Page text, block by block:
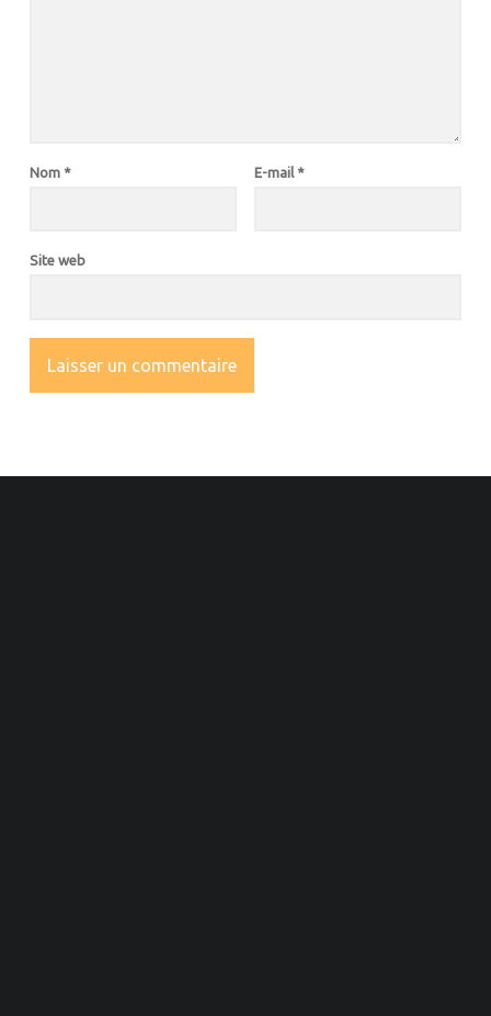
Nom * E-mail *
Site web
SIDEBAR